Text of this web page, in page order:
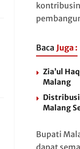
Baca Juga :
Zia’ul
Malang
Distribusi
Malang
Bupati
dapat